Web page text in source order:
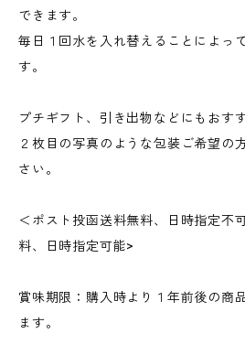
できます。
毎日１回水を入れ替えることによっ
す。
プチギフト、引き出物などにもおす
２枚目の写真のような包装ご希望の
さい。
＜ポスト投函送料無料、日時指定不
料、日時指定可能>
賞味期限：購入時より１年前後の商
ます。